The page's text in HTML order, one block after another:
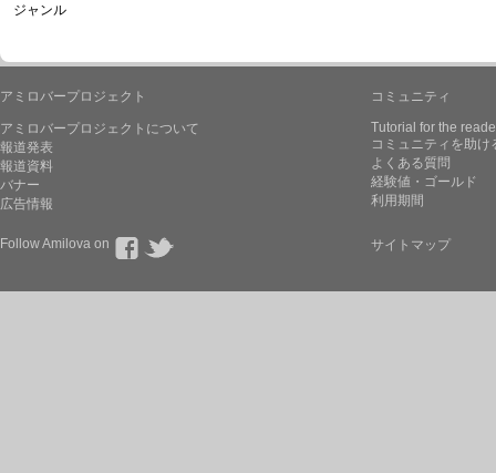
ジャンル
アミロバープロジェクト
アミロバープロジェクトについて
報道発表
報道資料
バナー
広告情報
コミュニティ
Tutorial for the
コミュニティを助け
よくある質問
経験値・ゴールド
利用期間
Follow Amilova on サイトマップ